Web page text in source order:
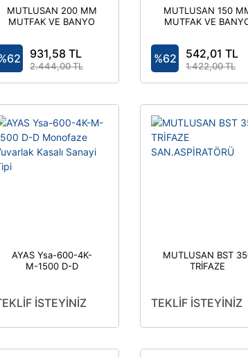
MUTLUSAN 200 MM
MUTFAK VE BANYO
931,58 TL
2.444,00 TL
MUTLUSAN 150
MUTFAK VE
%62 542,01 TL
1.422,00 TL
AYAS Ysa-600-4K-
M-1500 D-D
İSTEYİNİZ
MUTLUSAN BST
TRİFAZE
TEKLİF İSTEYİNİZ